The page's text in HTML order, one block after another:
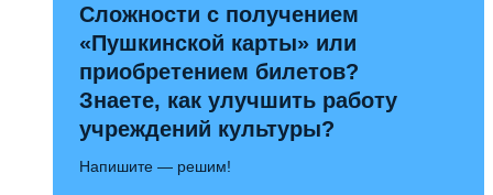
Сложности с получением
«Пушкинской карты» или
приобретением билетов?
Знаете, как улучшить работу
учреждений культуры?
Напишите — решим!